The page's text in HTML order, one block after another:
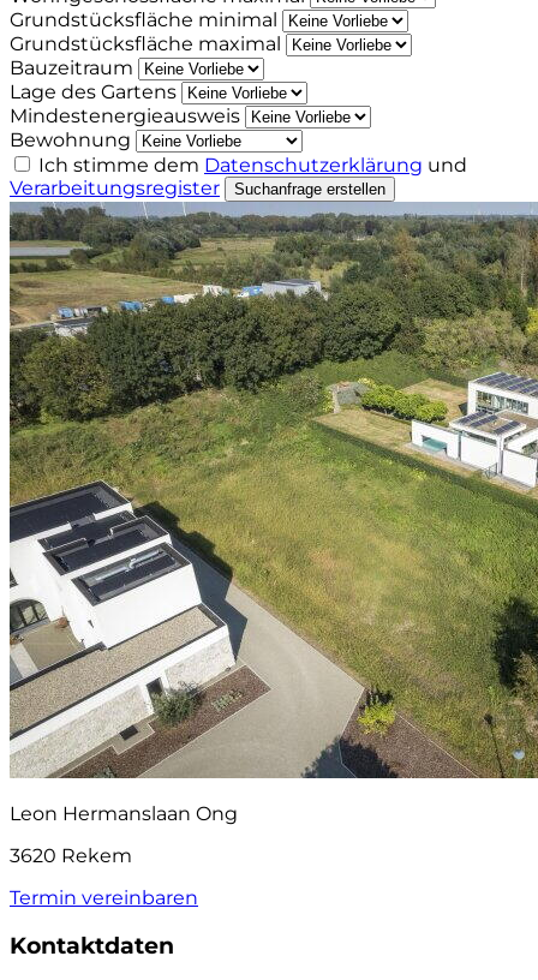
Grundstücksfläche minimal
Grundstücksfläche maximal
Bauzeitraum
Lage des Gartens
Mindestenergieausweis
Bewohnung
Ich stimme dem Datenschutzerklärung und
Verarbeitungsregister
Suchanfrage erstellen
Leon Hermanslaan Ong
3620 Rekem
Termin vereinbaren
Kontaktdaten